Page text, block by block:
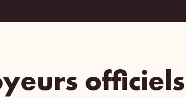
officiels